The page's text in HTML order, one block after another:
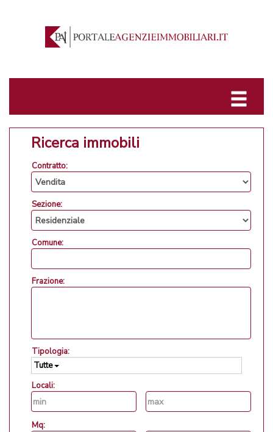
Ricerca immobili
Contratto:
Sezione:
Comune:
Frazione:
Tipologia:
Tutte
Locali:
Mq: